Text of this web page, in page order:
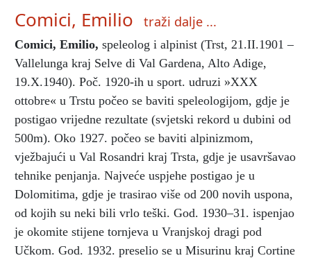
Comici, Emilio traži dalje ...
Comici, Emilio, speleolog i alpinist (Trst, 21.II.1901 –
Vallelunga kraj Selve di Val Gardena, Alto Adige,
19.X.1940). Poč. 1920-ih u sport. udruzi »XXX
ottobre« u Trstu počeo se baviti speleologijom, gdje je
postigao vrijedne rezultate (svjetski rekord u dubini od
500m). Oko 1927. počeo se baviti alpinizmom,
vježbajući u Val Rosandri kraj Trsta, gdje je usavršavao
tehnike penjanja. Najveće uspjehe postigao je u
Dolomitima, gdje je trasirao više od 200 novih uspona,
od kojih su neki bili vrlo teški. God. 1930–31. ispenjao
je okomite stijene tornjeva u Vranjskoj dragi pod
Učkom. God. 1932. preselio se u Misurinu kraj Cortine